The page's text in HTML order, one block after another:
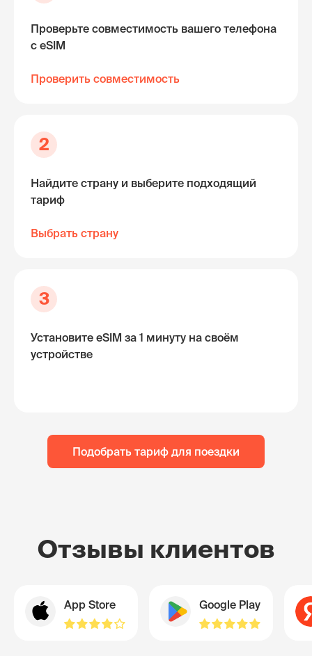
Проверьте совместимость вашего телефона
с eSIM
Проверить совместимость
2
Найдите страну и выберите подходящий
тариф
Выбрать страну
3
Установите eSIM за 1 минуту на своём
устройстве
Подобрать тариф для поездки
Отзывы клиентов
App Store Google Play